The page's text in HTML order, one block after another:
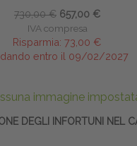
730,00 € 657,00 €
IVA compresa
Risparmia: 73,00 €
entro il 09/02/2027
DEGLI INFORTUNI NEL